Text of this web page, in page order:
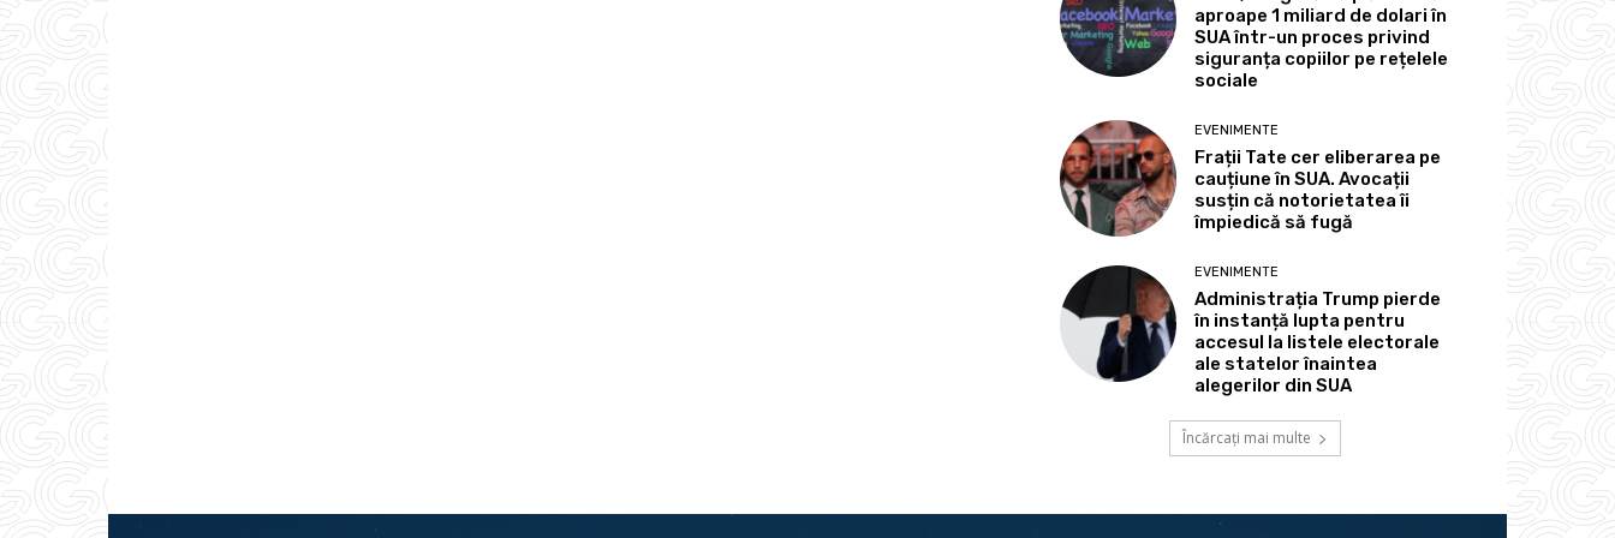
aproape 1 miliard de dolari în
SUA într-un proces privind
siguranța copiilor pe rețelele
sociale
EVENIMENTE
Frații Tate cer eliberarea pe
cauțiune în SUA. Avocații
susțin că notorietatea îi
împiedică să fugă
EVENIMENTE
Administrația Trump pierde
în instanță lupta pentru
accesul la listele electorale
ale statelor înaintea
alegerilor din SUA
Încărcați mai multe